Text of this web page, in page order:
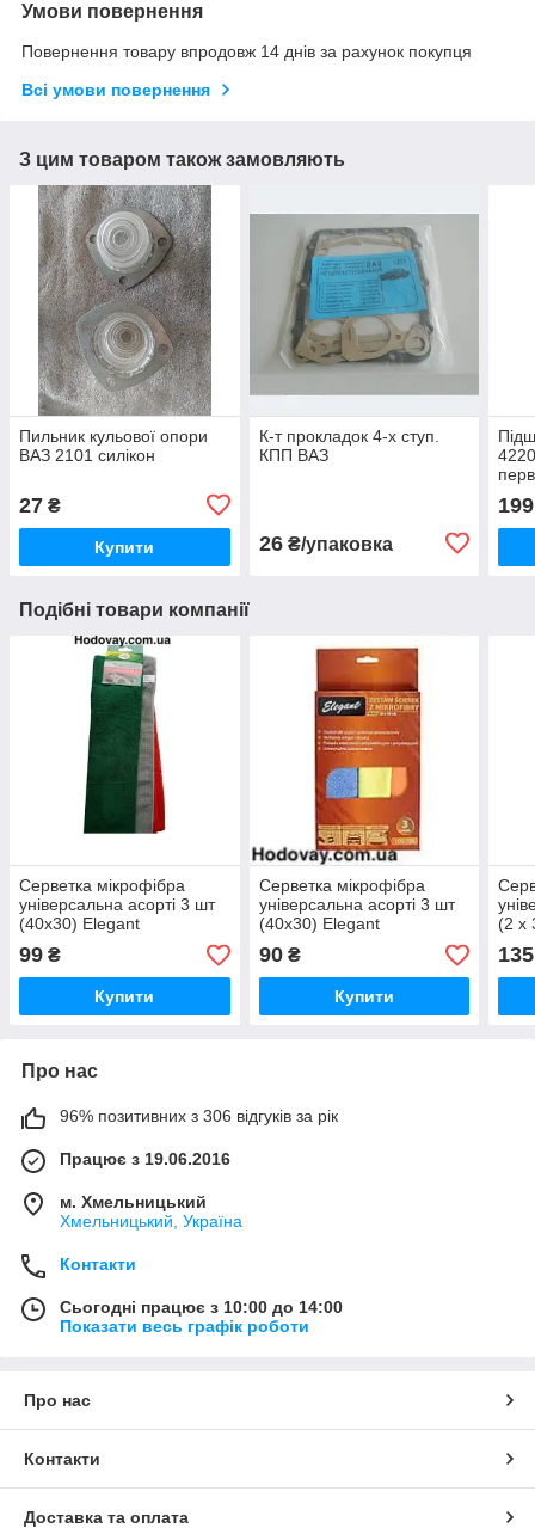
Умови повернення
Повернення товару впродовж 14 днів за рахунок покупця
Всі умови повернення
З цим товаром також замовляють
Пильник кульової опори
ВАЗ 2101 силікон
27 ₴
Купити
К-т прокладок 4-х ступ.
КПП ВАЗ
26₴/упаковка
199
Подібні товари компанії
Серветка мікрофібра
універсальна асорті 3 шт
(40х30) Elegant
унів+полірування+скло
99 ₴
Купити
Серветка мікрофібра
універсальна асорті 3 шт
(40х30) Elegant
90₴
Купити
(2 х
135
Про нас
96% позитивних з 306 відгуків за рік
Працює з 19.06.2016
м. Хмельницький
Хмельницький, Україна
Контакти
Сьогодні працює з 10:00 до 14:00
Показати весь графік роботи
Про нас
Контакти
Доставка та оплата